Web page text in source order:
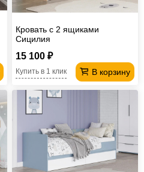
Кровать с 2 ящиками
Сицилия
15 100 ₽
В корзину
Купить в 1 клик